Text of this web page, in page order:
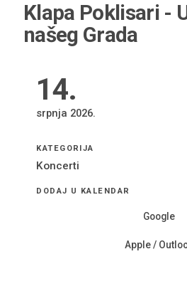
Klapa Poklisari -
našeg Grada
14.
srpnja 2026.
KATEGORIJA
Koncerti
DODAJ U KALENDAR
Google
Apple /